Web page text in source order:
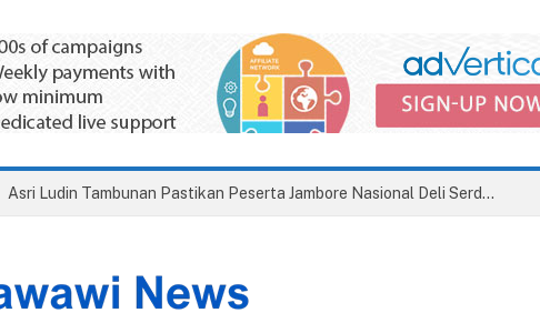
Asri Ludin Tambunan Pastikan Peserta Jambore Nasional Deli Serdang Berangkat Tanpa Beban Biaya